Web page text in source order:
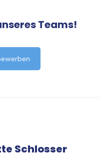
Teams!
Schlosser